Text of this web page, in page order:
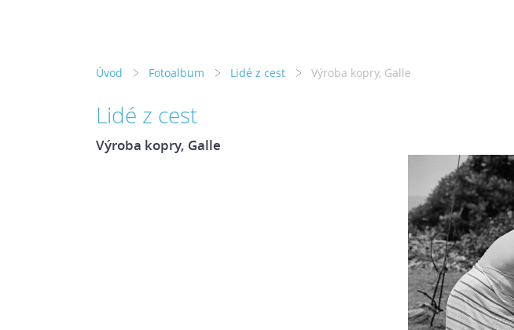
Úvod Fotoalbum Lidé z cest Výroba kopry, Galle
Lidé z cest
Výroba kopry, Galle